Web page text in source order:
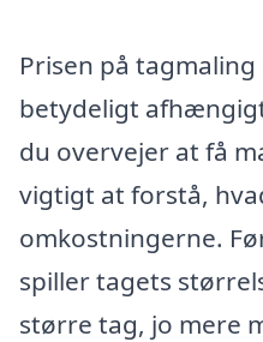
Prisen på
betydeligt
du overvejer at få
vigtigt at forstå,
omkostningerne.
spiller tagets
større tag, jo mere